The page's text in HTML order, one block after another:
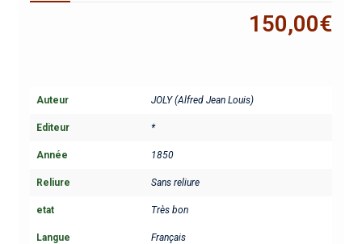
150,00€
Auteur JOLY (Alfred Jean Louis)
Editeur *
Année 1850
Reliure Sans reliure
etat Très bon
Langue Français